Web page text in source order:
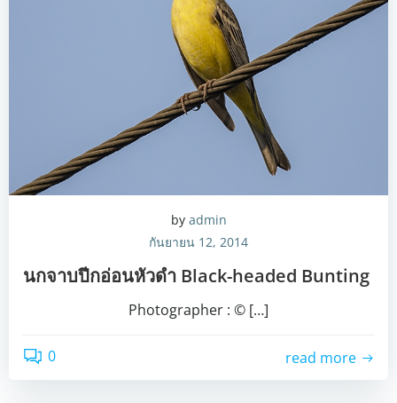
by admin
กันยายน 12, 2014
นกจาบปีกอ่อนหัวดำ Black-headed Bunting
Photographer : © […]
0 read more